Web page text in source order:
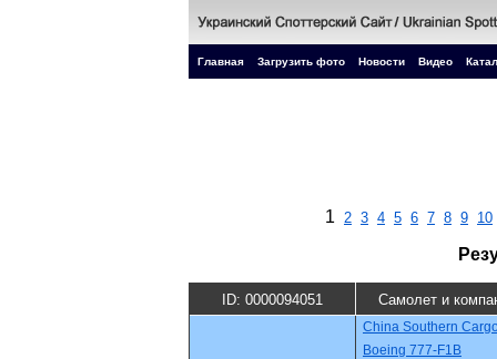
Главная Загрузить фото Новости Видео
1 2 3 4 5 6 7 8 9 10
ID: 0000094051 Самолет и
China Southern
Boeing 777-F1B